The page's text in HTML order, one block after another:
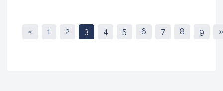
« 1 2 3 4 5 6 7 8 9 »